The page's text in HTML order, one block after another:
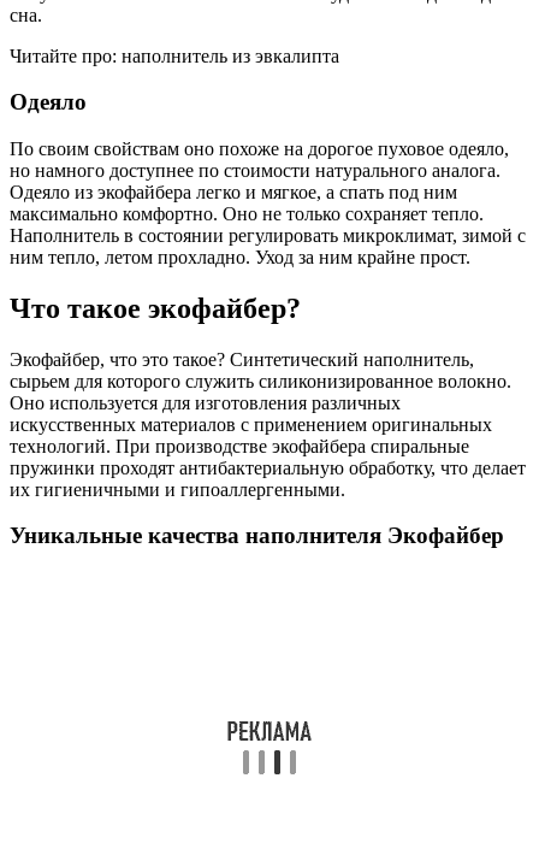
сна.
Читайте про: наполнитель из эвкалипта
Одеяло
По своим свойствам оно похоже на дорогое пуховое одеяло,
но намного доступнее по стоимости натурального аналога.
Одеяло из экофайбера легко и мягкое, а спать под ним
максимально комфортно. Оно не только сохраняет тепло.
Наполнитель в состоянии регулировать микроклимат, зимой с
ним тепло, летом прохладно. Уход за ним крайне прост.
Что такое экофайбер?
Экофайбер, что это такое? Синтетический наполнитель,
сырьем для которого служить силиконизированное волокно.
Оно используется для изготовления различных
искусственных материалов с применением оригинальных
технологий. При производстве экофайбера спиральные
пружинки проходят антибактериальную обработку, что делает
их гигиеничными и гипоаллергенными.
Уникальные качества наполнителя Экофайбер